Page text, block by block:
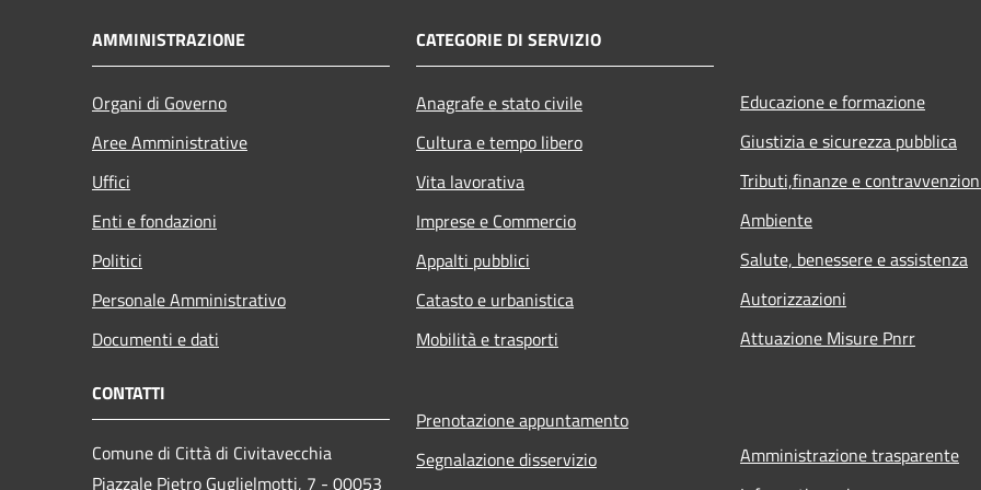
AMMINISTRAZIONE
Organi di Governo
Aree Amministrative
Uffici
Enti e fondazioni
Politici
Personale Amministrativo
Documenti e dati
CATEGORIE DI SERVIZIO
Anagrafe e stato civile
Cultura e tempo libero
Vita lavorativa
Imprese e Commercio
Appalti pubblici
Catasto e urbanistica
Mobilità e trasporti
Educazione e formazione
Giustizia e sicurezza pubblica
Tributi,finanze e
Ambiente
Salute, benessere e assistenza
Autorizzazioni
Attuazione Misure Pnrr
CONTATTI
Comune di Città di Civitavecchia
Piazzale Pietro Guglielmotti, 7 - 00053
Prenotazione appuntamento
Segnalazione disservizio
Amministrazione trasparente